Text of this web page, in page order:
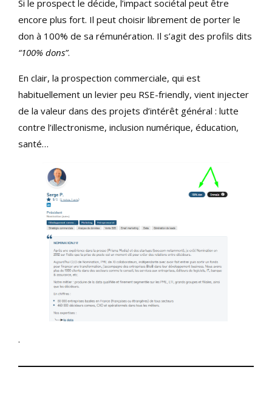
Si le prospect le décide, l’impact sociétal peut être
encore plus fort. Il peut choisir librement de porter le
don à 100% de sa rémunération. Il s’agit des profils dits
“100% dons”.
En clair, la prospection commerciale, qui est
habituellement un levier peu RSE-friendly, vient injecter
de la valeur dans des projets d’intérêt général : lutte
contre l’illectronisme, inclusion numérique, éducation,
santé…
.